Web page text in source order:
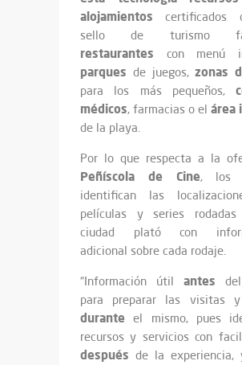
alojamientos certificados
sello de turismo
restaurantes con menú
parques de juegos,zonas
para los más pequeños,
médicos, farmacias o el área
de la playa.
Por lo que respecta a la
Peñíscola de Cine, los
identifican las
películas y series
ciudad plató con
adicional sobre cada rodaje.
“Información útil antes
para preparar las visitas
durante el mismo, pues
recursos y servicios con
después de la experiencia,